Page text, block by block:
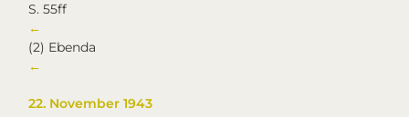
S. 55ff
←
(2) Ebenda
←
22. November 1943